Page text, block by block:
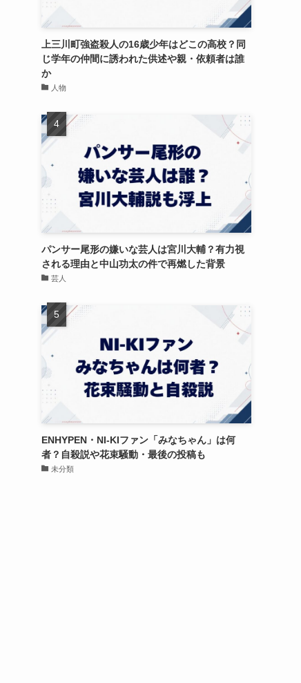
上三川町強盗殺人の16歳少年はどこの高校？同
じ学年の仲間に誘われた供述や親・依頼者は誰
か
人物
パンサー尾形の嫌いな芸人は宮川大輔？有力視
される理由と中山功太の件で再燃した背景
芸人
ENHYPEN・NI-KIファン「みなちゃん」は何
者？自殺説や花束騒動・最後の投稿も
未分類